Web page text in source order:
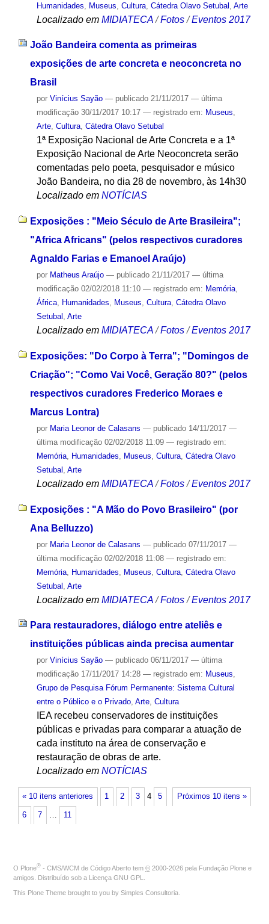
Humanidades
Museus Cultura, Cátedra Olavo Setubal Arte
Localizado em MIDIATECA /Fotos /Eventos 2017
João Bandeira comenta as primeiras
exposições de arte concreta e neoconcreta no
Brasil
por Vinícius Sayão — publicado21/11/2017 — última
modificação30/11/2017 10:17 — registrado em: Museus,
Arte, Cultura, Cátedra Olavo Setubal
1ª Exposição Nacional de Arte Concreta e a 1ª
Exposição Nacional de Arte Neoconcreta serão
comentadas pelo poeta, pesquisador e músico
João Bandeira, no dia 28 de novembro, às 14h30
Localizado em NOTÍCIAS
Exposições : "Meio Século de Arte Brasileira";
"Africa Africans" (pelos respectivos curadores
Agnaldo Farias e Emanoel Araújo)
por Matheus Araújo — publicado21/11/2017 — última
modificação02/02/2018 11:10 — registrado em: Memória,
África, Humanidades, Museus, Cultura, Cátedra Olavo
Setubal , Arte
Localizado em MIDIATECA /Fotos /Eventos 2017
Exposições: "Do Corpo à Terra"; "Domingos de
Criação"; "Como Vai Você, Geração 80?" (pelos
respectivos curadores Frederico Moraes e
Marcus Lontra)
por Maria Leonor de Calasans — publicado14/11/2017 —
última modificação02/02/2018 11:09 — registrado em:
Memória, Humanidades Museus Cultura, Cátedra Olavo
Setubal
Arte
Localizado em MIDIATECA /Fotos /Eventos 2017
Exposições : "A Mão do Povo Brasileiro" (por
Ana Belluzzo)
por Maria Leonor de Calasans — publicado07/11/2017 —
última modificação02/02/2018 11:08 — registrado em:
Memória, Humanidades Museus Cultura, Cátedra Olavo
Setubal Arte
Localizado em MIDIATECA /Fotos /Eventos 2017
Para restauradores, diálogo entre ateliês e
instituições públicas ainda precisa aumentar
por Vinícius Sayão — publicado06/11/2017 — última
modificação17/11/2017 14:28 — registrado em: Museus,
Grupo de Pesquisa Fórum Permanente: Sistema Cultural
entre o Público e o Privado, Arte, Cultura
IEA recebeu conservadores de instituições
públicas e privadas para comparar a atuação de
cada instituto na área de conservação e
restauração de obras de arte.
Localizado em NOTÍCIAS
« 10 itens anteriores Próximos 10 itens »
1 2 3 4 5
6 7 … 11
O Plone® - CMS/WCM de Código Aberto tem © 2000-2026 pela Fundação Plone e
amigos. Distribuído sob a Licença GNU GPL
This Plone Theme brought to you by Simples Consultoria